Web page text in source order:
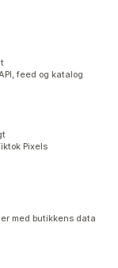
feed og katalog
Pixels
med butikkens data